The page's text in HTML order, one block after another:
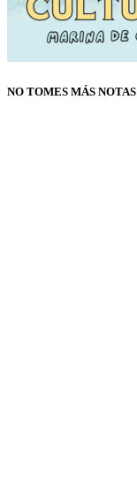
NO TOMES MÁS NOTAS